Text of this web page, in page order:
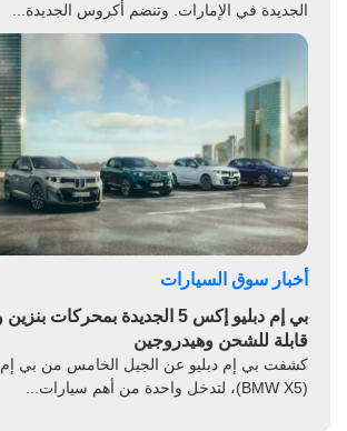
الجديدة في الإمارات. وتنضم أكروس الجديدة...
أخبار سوق السيارات
بي إم دبليو إكس 5 الجديدة بمحركات
قابلة للشحن وهيدروجين
(BMW X5)، لتدخل واحدة من أهم سيارات...